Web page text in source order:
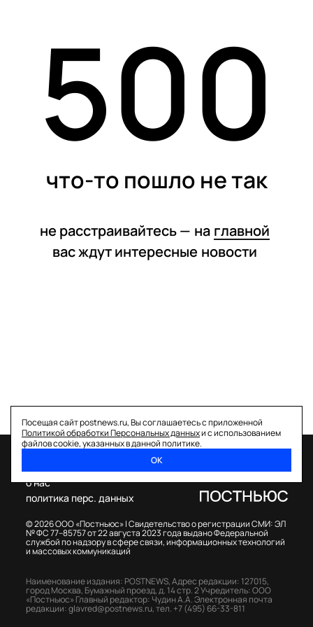
статьи
500
что-то пошло не так
не расстраивайтесь — на главной
вас ждут интересные новости
Посещая сайт postnews.ru, Вы соглашаетесь с приложенной
Политикой обработки Персональных данныхи с использованием
файлов cookie, указанных в данной политике.
ОК
© 2026 ООО «Постньюс» |Свидетельство о регистрации СМИ: ЭЛ
№ ФС 77–85757 от 22 августа 2023 года выдано Федеральной
службой по надзору в сфере связи, информационных технологий
и массовых коммуникаций
о нас
политика перс. данных
Наименование издания: POSTNEWS,Адрес редакции: 127015,
город Москва, Бумажный проезд, д. 14 стр. 2Учредитель: ООО
«Постньюс» Главный редактор: Чудин А.А.Электронная почта
редакции:glavred@postnews.ru,тел. +7 (495) 66-33-811